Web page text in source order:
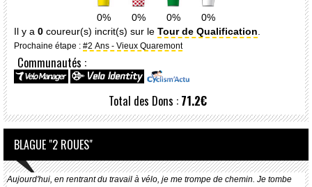
0% 0% 0%
0%
Il y a 0 coureur(s) incrit(s) sur le Tour de Qualification.
Prochaine étape : #2 Ans - Vieux Quaremont
Communautés :
Total des Dons : 71.2€
BLAGUE "2 ROUES"
Aujourd'hui, en rentrant du travail à vélo, je me trompe de chemin. Je tombe